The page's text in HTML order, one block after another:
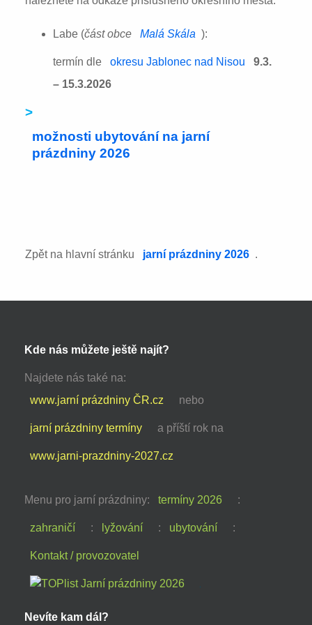
Labe (část obce Malá Skála ):
termín dle okresu Jablonec nad Nisou
9.3.
– 15.3.2026
>
možnosti ubytování na jarní
prázdniny 2026
Zpět na hlavní stránku jarní prázdniny 2026 .
Kde nás můžete ještě najít?
Najdete nás také na:
www.jarní prázdniny ČR.cz
nebo
jarní prázdniny termíny a příští rok na
www.jarni-prazdniny-2027.cz
Menu pro jarní prázdniny: termíny 2026 :
zahraničí : lyžování : ubytování :
Kontakt / provozovatel
Nevíte kam dál?